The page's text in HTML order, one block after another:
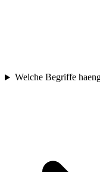
Welche Begriffe